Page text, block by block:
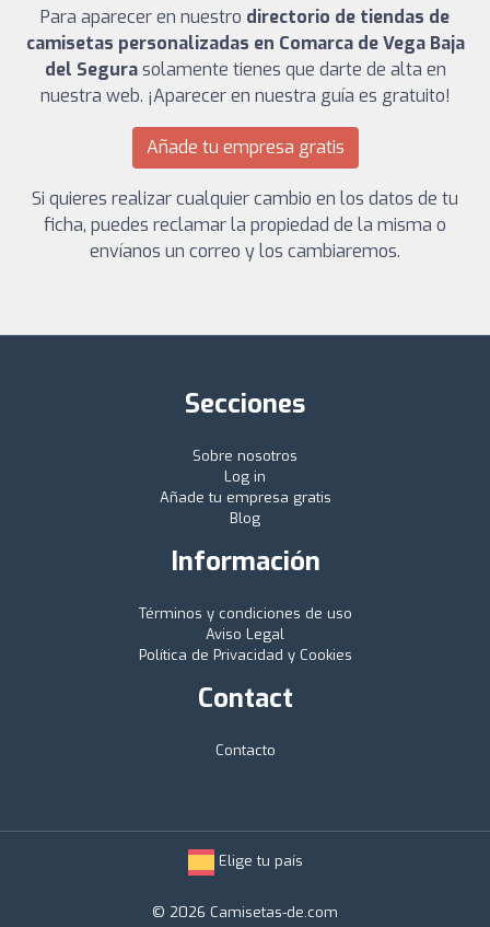
Para aparecer en nuestro directorio de tiendas de
camisetas personalizadas en Comarca de Vega Baja
del Segurasolamente tienes que darte de alta en
nuestra web. ¡Aparecer en nuestra guía es gratuito!
Añade tu empresa gratis
Si quieres realizar cualquier cambio en los datos de tu
ficha, puedes reclamar la propiedad de la misma o
envíanos un correo y los cambiaremos.
Secciones
Sobre nosotros
Log in
Añade tu empresa gratis
Blog
Información
Términos y condiciones de uso
Aviso Legal
Política de Privacidad y Cookies
Contact
Contacto
Elige tu país
© 2026 Camisetas-de.com